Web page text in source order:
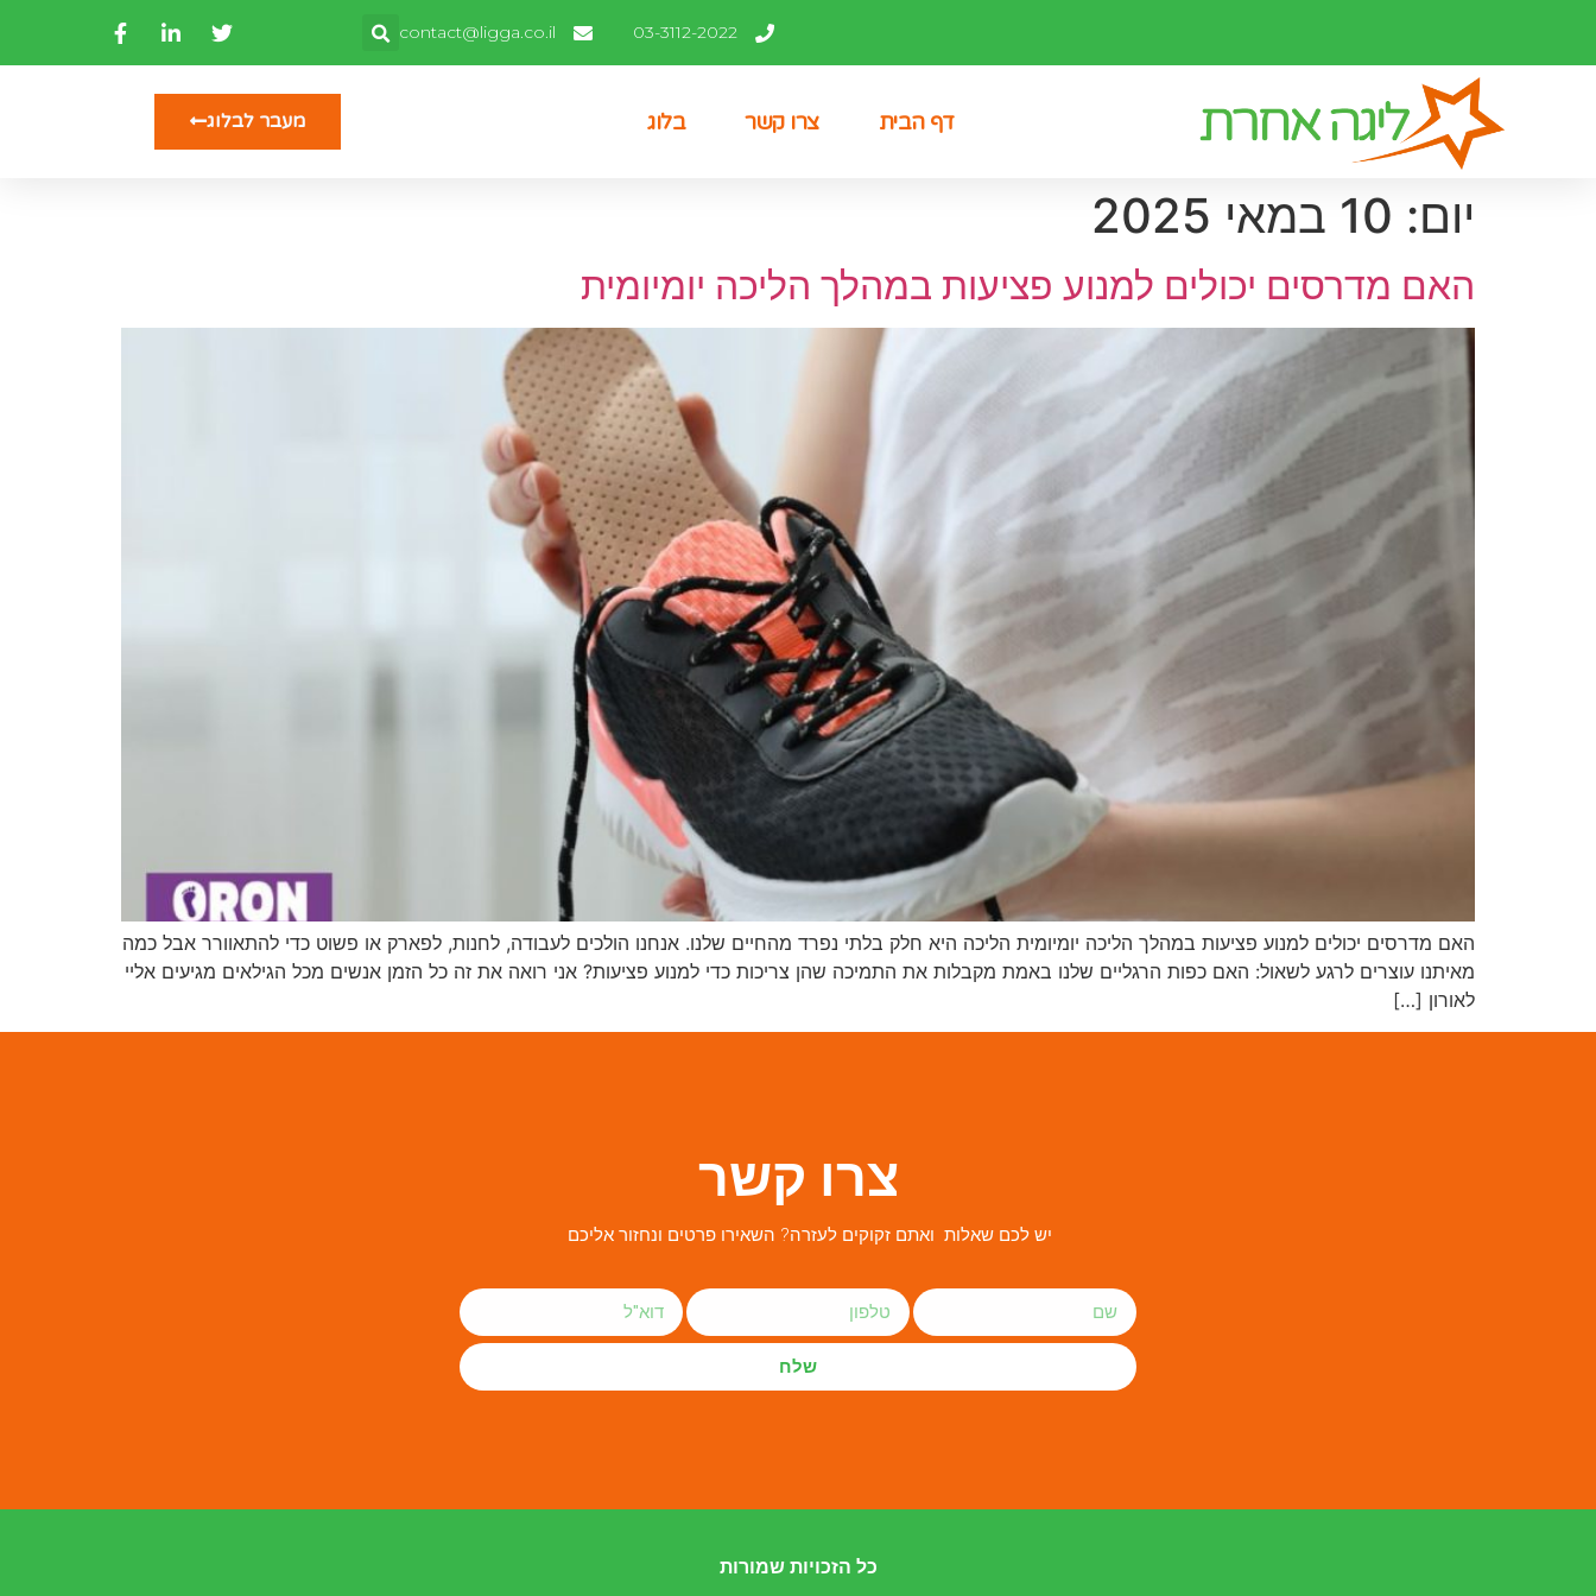
03-3112-2022
contact@ligga.co.il
דף הבית צרו קשר בלוג מעבר לבלוג
יום: 10 במאי 2025
האם מדרסים יכולים למנוע פציעות במהלך הליכה יומיומית
האם מדרסים יכולים למנוע פציעות במהלך הליכה יומיומית הליכה היא חלק בלתי נפרד מהחיים שלנו. אנחנו הולכים לעבודה, לחנות, לפארק או פשוט כדי להתאוורר אבל כמה
מאיתנו עוצרים לרגע לשאול: האם כפות הרגליים שלנו באמת מקבלות את התמיכה שהן צריכות כדי למנוע פציעות? אני רואה את זה כל הזמן אנשים מכל הגילאים מגיעים אליי
לאורון […]
צרו קשר
יש לכם שאלות ואתם זקוקים לעזרה? השאירו פרטים ונחזור אליכם
שלח
כל הזכויות שמורות